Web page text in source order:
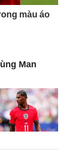
Man